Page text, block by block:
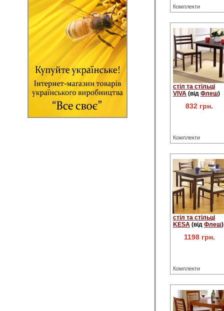
Комплекти
стіл та стільці
VIVA (від Флеш)
832 грн.
Комплекти
стіл та стільці
KESA (від Флеш)
1198 грн.
Комплекти